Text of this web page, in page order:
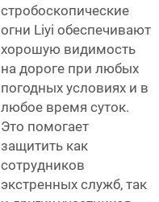
стробоскопические
огни Liyi обеспечивают
хорошую видимость
на дороге при любых
погодных условиях и в
любое время суток.
Это помогает
защитить как
сотрудников
экстренных служб, так